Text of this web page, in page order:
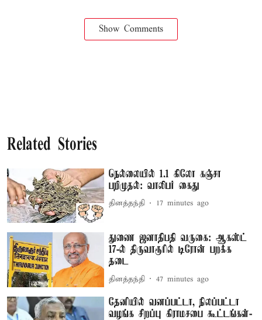
Show Comments
Related Stories
நெல்லையில் 1.1 கிலோ கஞ்சா
பறிமுதல்: வாலிபர் கைது
தினத்தந்தி 17 minutes ago
துணை ஜனாதிபதி வருகை: ஆகஸ்ட்
17-ல் திருவாரூரில் டிரோன் பறக்க
தடை
தினத்தந்தி 47 minutes ago
தேனியில் வனப்பட்டா, நிலப்பட்டா
வழங்க சிறப்பு கிராமசபை கூட்டங்கள்-